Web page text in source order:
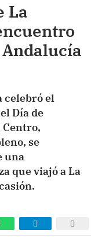
La
celebró el
Día de
Centro,
se
una
que viajó a La